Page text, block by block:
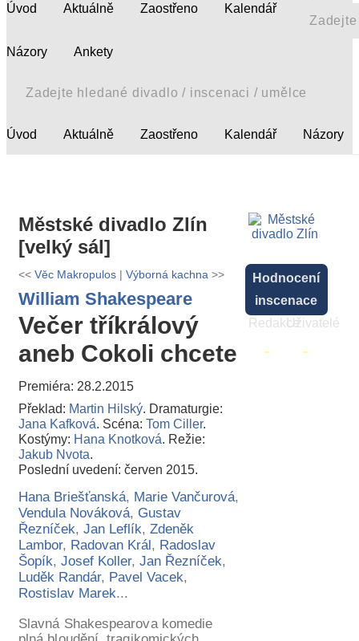
Úvod Aktuálně Zaostřeno Kalendář
Názory Ankety
Úvod Aktuálně Zaostřeno Kalendář Názory
Městské divadlo Zlín
[velký sál]
<< Věc Makropulos | Výborná kachna >>
William Shakespeare
Večer tříkrálový
aneb Cokoli chcete
Premiéra: 28.2.2015
Překlad: Martin Hilský. Dramaturgie:
Jana Kafková. Scéna: Tom Ciller.
Kostýmy: Hana Knotková. Režie:
Jakub Nvota.
Poslední uvedení: červen 2015.
Hana Briešťanská, Marie Vančurová,
Vendula Nováková, Gustav
Řezníček, Jan Leflík, Zdeněk
Lambor, Radovan Král , Radoslav
Šopík, Josef Koller, Jan Řezníček,
Luděk Randár, Pavel Vacek,
Rostislav Marek...
Slavná Shakespearova komedie
Hodnocení
inscenace
Redakce
-
Uživatelé
-